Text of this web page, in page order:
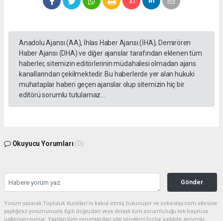
Anadolu Ajansı (AA), İhlas Haber Ajansı (İHA), Demirören
Haber Ajansı (DHA) ve diğer ajanslar tarafından eklenen tüm
haberler, sitemizin editörlerinin müdahalesi olmadan ajans
kanallarından çekilmektedir. Bu haberlerde yer alan hukuki
muhataplar haberi geçen ajanslar olup sitemizin hiç bir
editörü sorumlu tutulamaz...
Okuyucu Yorumları (0)
Gönder
Yorum yazarak Topluluk Kuralları’nı kabul etmiş bulunuyor ve sokeolay.com sitesine
yaptığınız yorumunuzla ilgili doğrudan veya dolaylı tüm sorumluluğu tek başınıza
üstleniyorsunuz. Yazılan tüm yorumlardan site yönetimi hiçbir şekilde sorumlu